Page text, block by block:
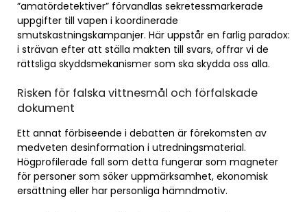
”amatördetektiver” förvandlas sekretessmarkerade
uppgifter till vapen i koordinerade
smutskastningskampanjer. Här uppstår en farlig paradox:
i strävan efter att ställa makten till svars, offrar vi de
rättsliga skyddsmekanismer som ska skydda oss alla.
Risken för falska vittnesmål och förfalskade
dokument
Ett annat förbiseende i debatten är förekomsten av
medveten desinformation i utredningsmaterial.
Högprofilerade fall som detta fungerar som magneter
för personer som söker uppmärksamhet, ekonomisk
ersättning eller har personliga hämndmotiv.